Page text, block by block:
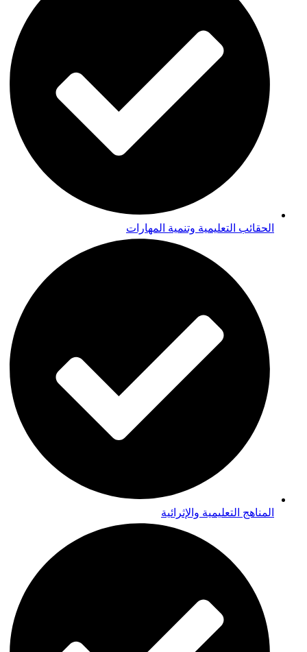
الحقائب التعليمية وتنمية المهارات
المناهج التعليمية والإثرائية